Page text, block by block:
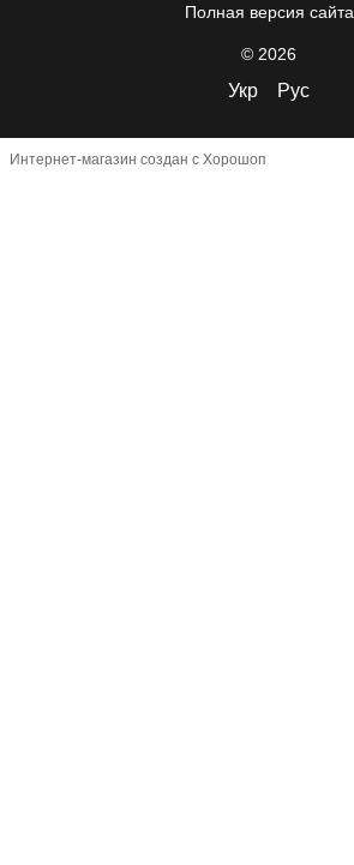
Полная версия сайта
© 2026
Укр Рус
Интернет-магазин создан с Хорошоп